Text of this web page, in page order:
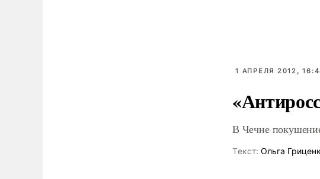
1 АПРЕЛЯ 2012,
В Чечне
Tекст: Ольга